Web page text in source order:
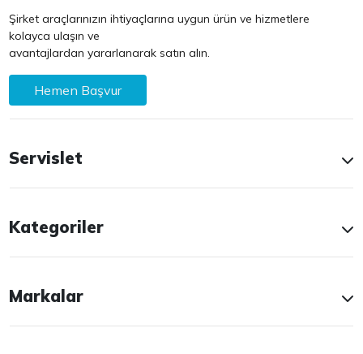
Şirket araçlarınızın ihtiyaçlarına uygun ürün ve hizmetlere
kolayca ulaşın ve
avantajlardan yararlanarak satın alın.
Hemen Başvur
Servislet
Kategoriler
Markalar